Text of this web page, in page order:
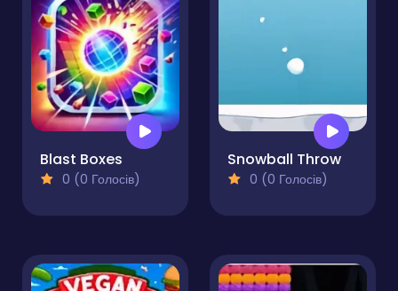
Blast Boxes
0 (0 Голосів)
Snowball Throw
0 (0 Голосів)